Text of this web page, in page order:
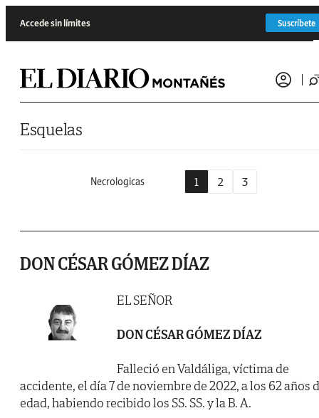
Accede sin límites Suscríbete
Esquelas
Necrologicas 1 2 3
DON CÉSAR GÓMEZ DÍAZ
EL SEÑOR
DON CÉSAR GÓMEZ DÍAZ
Falleció en Valdáliga, víctima de
accidente, el día 7 de noviembre de 2022, a los 62 años
edad, habiendo recibido los SS. SS. y la B. A.